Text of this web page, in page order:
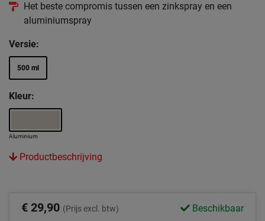
Het beste compromis tussen een zinkspray en een
aluminiumspray
Versie:
500 ml
Kleur:
Aluminium
Productbeschrijving
€ 29,90 (Prijs excl. btw) Beschikbaar